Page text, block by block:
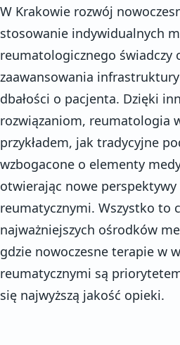
W Krakowie rozwój
stosowanie indywidualnych
reumatologicznego świadczy
zaawansowania
dbałości o pacjenta. Dzięki
rozwiązaniom, reumatologia
przykładem, jak tradycyjne
wzbogacone o elementy
otwierając nowe
reumatycznymi. Wszystko to
najważniejszych ośrodków
gdzie nowoczesne terapie w
reumatycznymi są
się najwyższą jakość opieki.